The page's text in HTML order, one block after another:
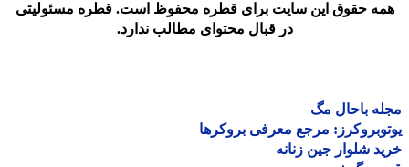
حقوق این سایت برای قطره محفوظ است. قطره مسئولیتی
در قبال محتوای مطالب ندارد.
باحال مگ
مرجع معرفی بروکرها
شلوار جین زنانه